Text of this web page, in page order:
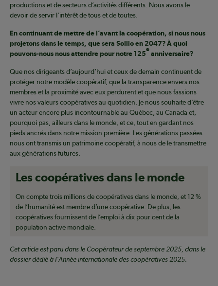
productions et de secteurs d’activités différents. Nous avons le
devoir de servir l’intérêt de tous et de toutes.
En continuant de mettre de l’avant la coopération, si nous nous
projetons dans le temps, que sera Sollio en 2047? À quoi
pouvons-nous nous attendre pour notre 125
e
anniversaire?
Que nos dirigeants d’aujourd’hui et ceux de demain continuent de
protéger notre modèle coopératif, que la transparence envers nos
membres et la proximité avec eux perdurent et que nous fassions
vivre nos valeurs coopératives au quotidien. Je nous souhaite d’être
un acteur encore plus incontournable au Québec, au Canada et,
pourquoi pas, ailleurs dans le monde, et ce, tout en gardant nos
pieds ancrés dans notre mission première. Les générations passées
nous ont transmis un patrimoine coopératif, à nous de le transmettre
aux générations futures.
Les coopératives dans le monde
On compte trois millions de coopératives dans le monde, et 12 %
de l’humanité est membre d’une coopérative. De plus, les
coopératives fournissent de l’emploi à dix pour cent de la
population active mondiale.
Cet article est paru dans le Coopérateur de septembre 2025, dans le
dossier dédié à l'Année internationale des coopératives 2025.